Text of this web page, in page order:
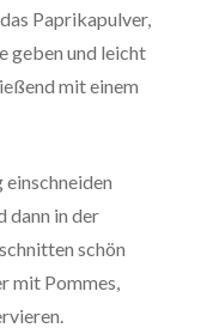
Papri­ka­pul­ver,
geben und leicht
mit einem
dann in der
schön
mit Pommes,